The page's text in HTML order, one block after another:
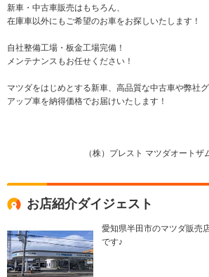
新車・中古車販売はもちろん、
在庫車以外にもご希望のお車をお探しいたします！
自社整備工場・板金工場完備！
メンテナンスもお任せください！
マツダをはじめとする新車、高品質な中古車や弊社
アップ車を納得価格でお届けいたします！
（株）プレスト マツダオート
お店紹介ダイジェスト
愛知県半田市のマツダ販売
です♪